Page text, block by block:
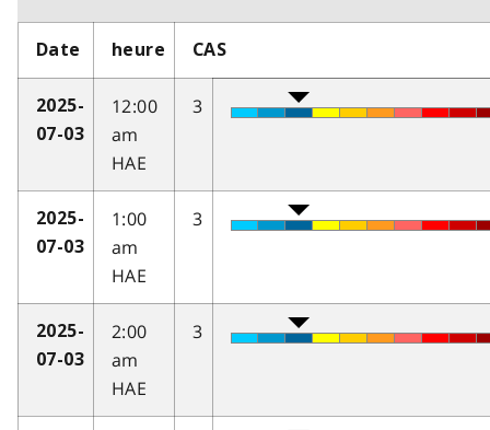
Date heure CAS
2025-
07-03
12:00
am
HAE
3
2025-
07-03
1:00
am
HAE
3
2025-
07-03
2:00
am
HAE
3